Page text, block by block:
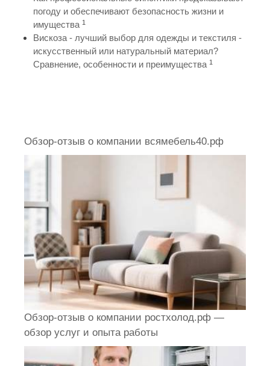
погоду и обеспечивают безопасность жизни и
имущества 1
Вискоза - лучший выбор для одежды и текстиля -
искусственный или натуральный материал?
Сравнение, особенности и преимущества 1
Обзор-отзыв о компании всямебель40.рф
Обзор-отзыв о компании ростхолод.рф —
обзор услуг и опыта работы